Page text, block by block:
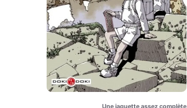
Une jaquette assez complète